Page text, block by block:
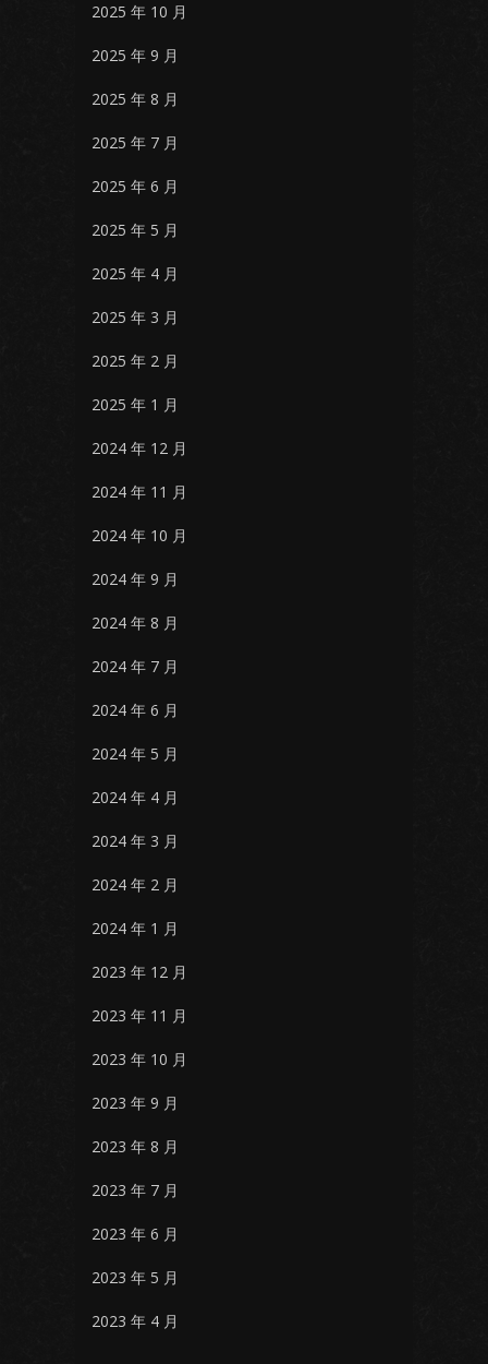
2025 年 10 月
2025 年 9 月
2025 年 8 月
2025 年 7 月
2025 年 6 月
2025 年 5 月
2025 年 4 月
2025 年 3 月
2025 年 2 月
2025 年 1 月
2024 年 12 月
2024 年 11 月
2024 年 10 月
2024 年 9 月
2024 年 8 月
2024 年 7 月
2024 年 6 月
2024 年 5 月
2024 年 4 月
2024 年 3 月
2024 年 2 月
2024 年 1 月
2023 年 12 月
2023 年 11 月
2023 年 10 月
2023 年 9 月
2023 年 8 月
2023 年 7 月
2023 年 6 月
2023 年 5 月
2023 年 4 月